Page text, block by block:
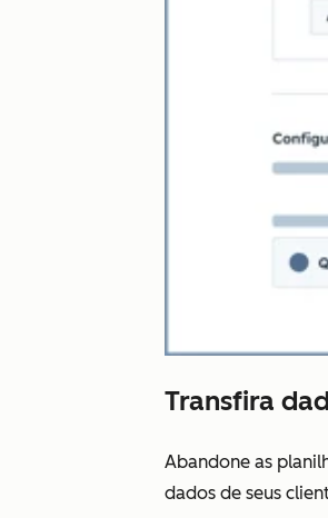
Transfira
Abandone as
dados de seus